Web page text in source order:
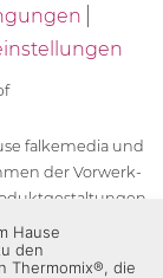
falkemedia und
der Vorwerk-
Unternehmen
Zeichen TM5®,
Hause
den
Thermomix®, die